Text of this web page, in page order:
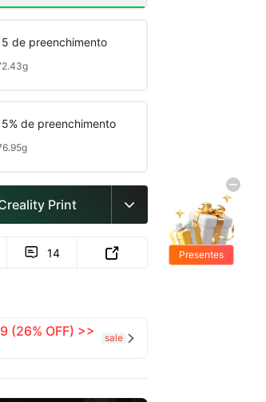
de preenchimento
de preenchimento
Print 
 14 
(26% OFF) >>
sale 
Presentes